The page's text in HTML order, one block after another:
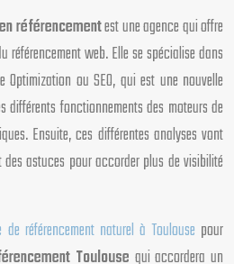
référencementest une agence qui offre
référencement web. Elle se spécialise dans
ou SEO, qui est une nouvelle
fonctionnements des moteurs de
Ensuite, ces différentes analyses vont
astuces pour accorder plus de visibilité
de référencement naturel à Toulouse pour
Toulouse qui accordera un